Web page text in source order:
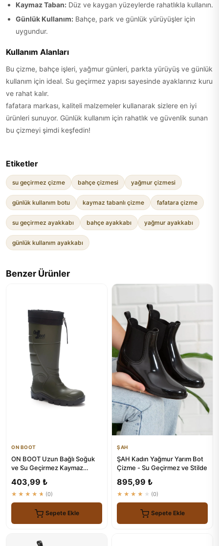
Kaymaz Taban: Düz ve kaygan yüzeylerde rahatlıkla kullanın.
Günlük Kullanım: Bahçe, park ve günlük yürüyüşler için
uygundur.
Kullanım Alanları
Bu çizme, bahçe işleri, yağmur günleri, parkta yürüyüş ve günlük
kullanım için ideal. Su geçirmez yapısı sayesinde ayaklarınız kuru
ve rahat kalır.
fafatara markası, kaliteli malzemeler kullanarak sizlere en iyi
ürünleri sunuyor. Günlük kullanım için rahatlık ve güvenlik sunan
bu çizmeyi şimdi keşfedin!
Etiketler
su geçirmez çizme bahçe çizmesi yağmur çizmesi
günlük kullanım botu kaymaz tabanlı çizme fafatara çizme
su geçirmez ayakkabı bahçe ayakkabı yağmur ayakkabı
günlük kullanım ayakkabı
Benzer Ürünler
ON BOOT
ON BOOT Uzun Bağlı Soğuk
ve Su Geçirmez Kaymaz
403,99 ₺
★★★★★ (0)
Sepete Ekle
ŞAH
ŞAH Kadın Yağmur Yarım Bot
Çizme - Su Geçirmez ve Stilde
895,99 ₺
★★★★★ (0)
Sepete Ekle